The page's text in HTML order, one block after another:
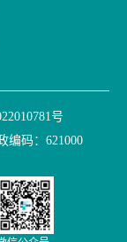
号
码：621000